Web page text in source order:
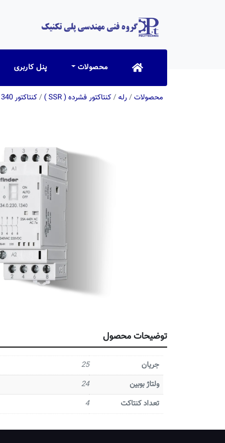
محصولات پنل کاربری
محصولات/ رله/کنتاکتور فشرده ( SSR ) /كنتاكتور 223400241340
توضیحات محصول
جریان
25
ولتاژ بوبین
24
تعداد کنتاکت
4